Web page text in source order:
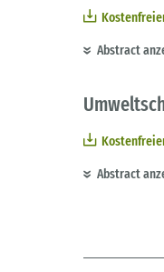
Abstract
Abstract